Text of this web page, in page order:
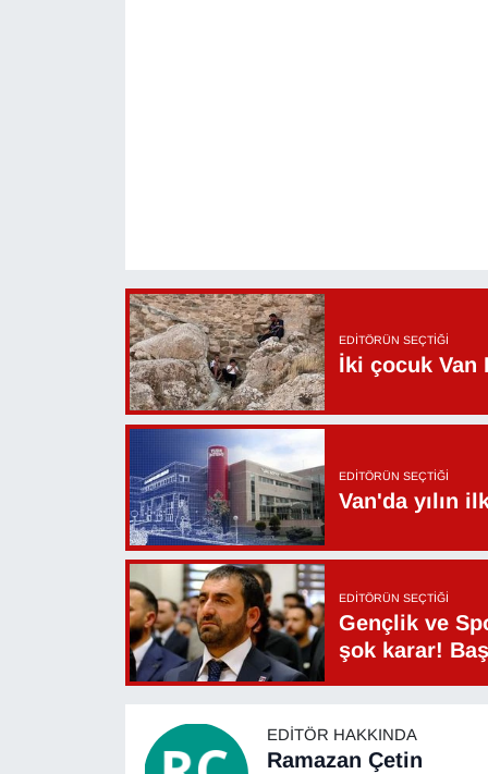
EDITÖRÜN SEÇTIĞI
İki çocuk Van
EDITÖRÜN SEÇTIĞI
Van'da yılın
EDITÖRÜN SEÇTIĞI
Gençlik ve
şok karar!
EDITÖR HAKKINDA
Ramazan Çetin